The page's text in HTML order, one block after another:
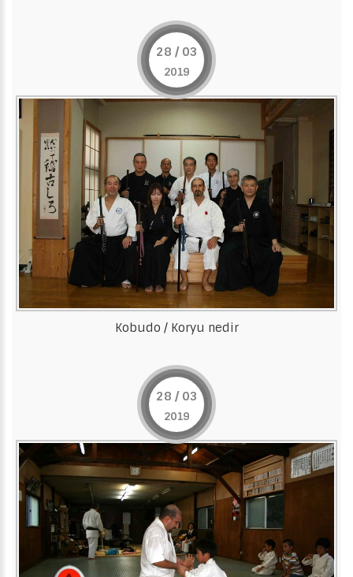
28 / 03
2019
Kobudo / Koryu nedir
28 / 03
2019